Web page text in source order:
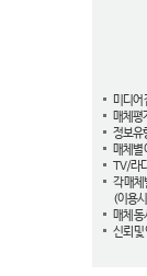
미디어
매체평
정보유
매체별
TV/라
각 매체
(이용
매체 동
신뢰 및